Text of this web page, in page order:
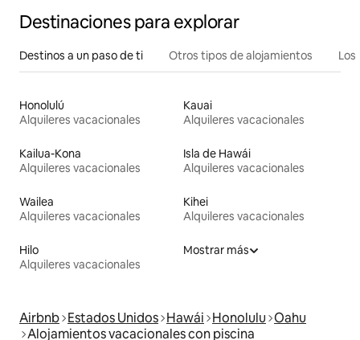
Destinaciones para explorar
Destinos a un paso de ti Otros tipos de alojamientos
Honolulú
Alquileres vacacionales
Kauai
Alquileres vacacionales
Kailua-Kona
Alquileres vacacionales
Isla de Hawái
Alquileres vacacionales
Wailea
Alquileres vacacionales
Kihei
Alquileres vacacionales
Hilo
Alquileres vacacionales
Mostrar más
Airbnb Estados Unidos Hawái Honolulu Oahu
Alojamientos vacacionales con piscina